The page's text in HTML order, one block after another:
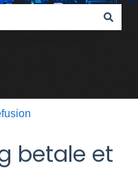
betale et